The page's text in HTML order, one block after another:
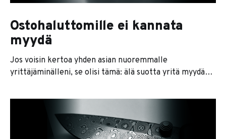
Ostohaluttomille ei kannata
myydä
Jos voisin kertoa yhden asian nuoremmalle
yrittäjäminälleni, se olisi tämä: älä suotta yritä myydä
kanssa tulee vain ongelmia. Siviilielämässä voi olla niin
rakentaa sellaisten ihmisten varaan, joilla ei ole
maksukykyä tai -halua. Yrittäjät yrittävät